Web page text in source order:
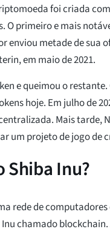
foi criada
O primeiro e mais
enviou metade de sua
em maio de 2021.
e queimou o
hoje. Em julho de
Mais tarde,
um projeto de jogo de
Shiba Inu?
rede de
chamado